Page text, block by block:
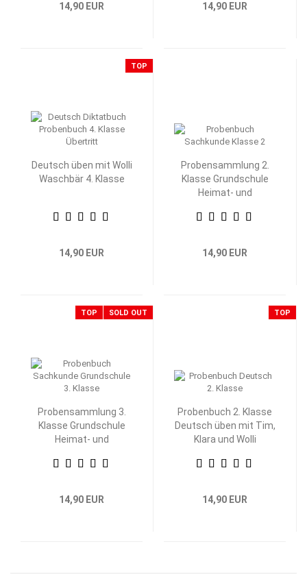
14,90 EUR 14,90 EUR
TOP
Deutsch üben mit Wolli
Waschbär 4. Klasse
14,90 EUR
Probensammlung 2.
Klasse Grundschule
Heimat- und
14,90 EUR
TOP SOLD OUT
Probensammlung 3.
Klasse Grundschule
Heimat- und
14,90 EUR
TOP
Probenbuch 2. Klasse
Deutsch üben mit Tim,
Klara und Wolli
14,90 EUR